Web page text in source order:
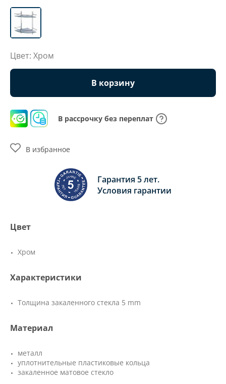
Цвет: Хром
В корзину
В рассрочку без переплат
Гарантия 5 лет.
Условия гарантии
В избранное
Цвет
Хром
Характеристики
Толщина закаленного стекла 5 mm
Материал
металл
уплотнительные пластиковые кольца
закаленное матовое стекло